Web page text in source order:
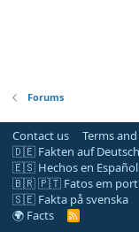
Forums
Contact us Terms
🇩🇪 Fakten auf Deutsch
🇪🇸 Hechos en Español
🇧🇷 🇵🇹 Fatos em
🇸🇪 Fakta på svenska
🌍 Facts
R